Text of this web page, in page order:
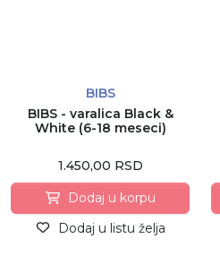
BIBS
BIBS - varalica Black &
White (6-18 meseci)
1.450,00 RSD
Dodaj u korpu
Dodaj u listu želja